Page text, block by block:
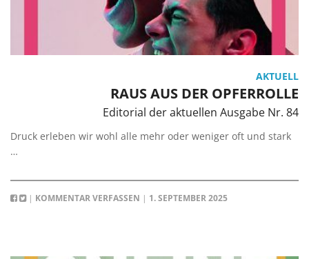
AKTUELL
RAUS AUS DER OPFERROLLE
Editorial der aktuellen Ausgabe Nr. 84
Druck erleben wir wohl alle mehr oder weniger oft und stark
…
| KOMMENTAR VERFASSEN | 1. SEPTEMBER 2025